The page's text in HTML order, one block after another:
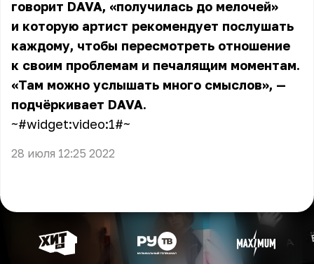
говорит DAVA, «получилась до мелочей»
и которую артист рекомендует послушать
каждому, чтобы пересмотреть отношение
к своим проблемам и печалящим моментам.
«Там можно услышать много смыслов», —
подчёркивает DAVA.
~#widget:video:1#~
28 июля 12:25 2022